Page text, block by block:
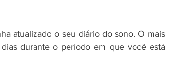
atualizado o seu diário do sono. O mais
durante o período em que você está